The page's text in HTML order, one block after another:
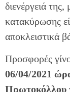
διενέργειά
κατακύρωσης
αποκλειστικά
Προσφορές
06/04/2021
Πρωτοκόλλου